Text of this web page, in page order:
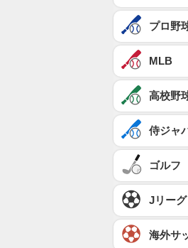
プロ野
MLB
高校野
侍ジャ
ゴルフ
Jリーグ
海外サ